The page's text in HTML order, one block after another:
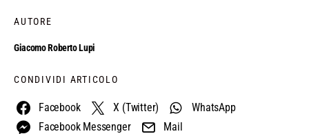
AUTORE
Giacomo Roberto Lupi
CONDIVIDI ARTICOLO
Facebook X (Twitter)
WhatsApp
Facebook Messenger
Mail